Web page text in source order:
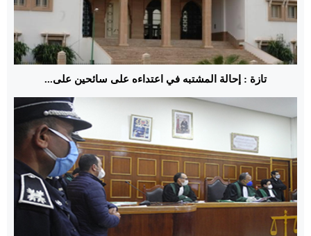
تازة : إحالة المشتبه في اعتداءه على سائحين على...